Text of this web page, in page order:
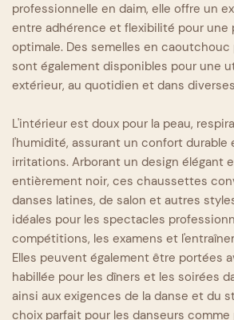
professionnelle en daim, elle offre un
entre adhérence et flexibilité pour une
optimale. Des semelles en caoutchouc
sont également disponibles pour une
extérieur, au quotidien et dans
L'intérieur est doux pour la peau,
l'humidité, assurant un confort durable
irritations. Arborant un design élégant
entièrement noir, ces chaussettes
danses latines, de salon et autres
idéales pour les spectacles
compétitions, les examens et
Elles peuvent également être portées
habillée pour les dîners et les soirées
ainsi aux exigences de la danse et du
choix parfait pour les danseurs